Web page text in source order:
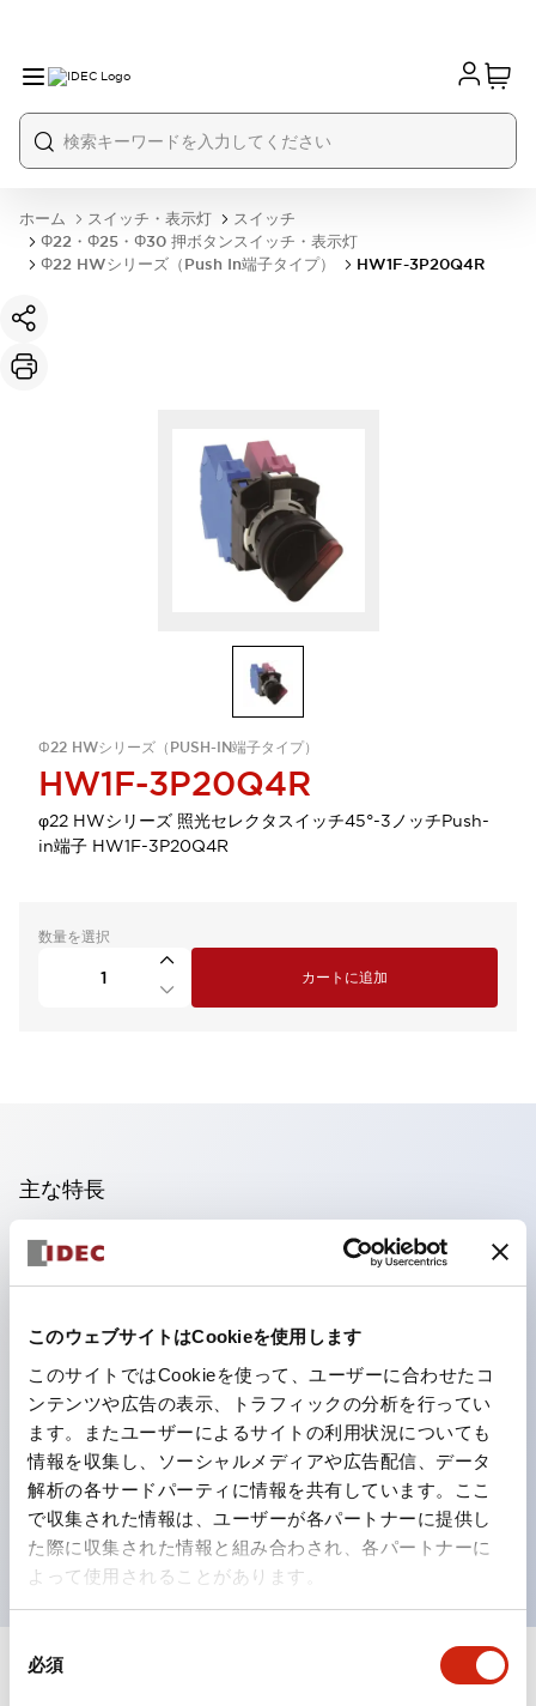
このウェブサイトはCookieを使用します
このサイトではCookieを使って、ユーザーに合わせたコ
ンテンツや広告の表示、トラフィックの分析を行ってい
ます。またユーザーによるサイトの利用状況についても
情報を収集し、ソーシャルメディアや広告配信、データ
解析の各サードパーティに情報を共有しています。ここ
で収集された情報は、ユーザーが各パートナーに提供し
た際に収集された情報と組み合わされ、各パートナーに
よって使用されることがあります。
必須
ホーム スイッチ・表示灯
スイッチ
Φ22・Φ25・Φ30 押ボタンスイッチ・表示灯
Φ22 HWシリーズ（Push In端子タイプ）
HW1F-3P20Q4R
Φ22 HWシリーズ（PUSH-IN端子タイプ）
HW1F-3P20Q4R
φ22 HWシリーズ 照光セレクタスイッチ45°-3ノッチPush-
in端子 HW1F-3P20Q4R
数量を選択
カートに追加
主な特長
業界初！ひとつで6色の役をこなすLED：急な照光色変
更の場合でもレンズのみの購入で色替えが可能に。色変
更・在庫管理の工数削減はもちろん、環境にもやさしい
新LEDで視認性がアップ、ISOで規定された安全色に対
応
カンタン配線で作業効率アップ
電線がぬけにくく、振動時も安心
導電部は安心のIP20フィンガープロテクション構造
すべて展開+